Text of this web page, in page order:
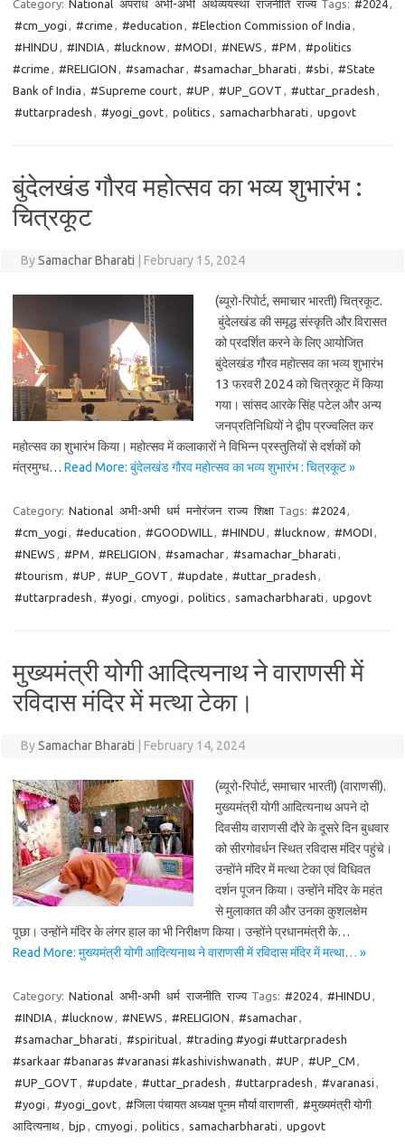
Category: National अपराध अभी-अभी अर्थव्ययस्था राजनीति राज्य Tags: #2024,
#cm_yogi , #crime , #education , #Election Commission of India ,
#HINDU , #INDIA , #lucknow, #MODI , #NEWS , #PM , #politics
#crime , #RELIGION , #samachar, #samachar_bharati , #sbi , #State
Bank of India , #Supreme court, #UP , #UP_GOVT , #uttar_pradesh ,
#uttarpradesh , #yogi_govt, politics , samacharbharati , upgovt
बुंदेलखंड गौरव महोत्सव का भव्य शुभारंभ :
चित्रकूट
BySamachar Bharati February 15, 2024
(ब्यूरो-रिपोर्ट, समाचार भारती) चित्रकूट.
बुंदेलखंड की समृद्ध संस्कृति और विरासत
को प्रदर्शित करने के लिए आयोजित
बुंदेलखंड गौरव महोत्सव का भव्य शुभारंभ
13 फरवरी 2024 को चित्रकूट में किया
गया। सांसद आरके सिंह पटेल और अन्य
जनप्रतिनिधियों ने द्वीप प्रज्वलित कर
महोत्सव का शुभारंभ किया। महोत्सव में कलाकारों ने विभिन्न प्रस्तुतियों से दर्शकों को
मंत्रमुग्ध… Read More: बुंदेलखंड गौरव महोत्सव का भव्य शुभारंभ : चित्रकूट »
Category: National अभी-अभी धर्म मनोरंजन राज्य शिक्षा Tags: #2024,
#cm_yogi , #education , #GOODWILL , #HINDU , #lucknow, #MODI ,
#NEWS , #PM , #RELIGION , #samachar, #samachar_bharati ,
#tourism , #UP , #UP_GOVT , #update , #uttar_pradesh ,
#uttarpradesh , #yogi , cmyogi , politics , samacharbharati , upgovt
मुख्यमंत्री योगी आदित्यनाथ ने वाराणसी में
रविदास मंदिर में मत्था टेका।
BySamachar Bharati February 14, 2024
(ब्यूरो-रिपोर्ट, समाचार भारती) (वाराणसी).
मुख्यमंत्री योगी आदित्यनाथ अपने दो
दिवसीय वाराणसी दौरे के दूसरे दिन बुधवार
को सीरगोवर्धन स्थित रविदास मंदिर पहुंचे।
उन्होंने मंदिर में मत्था टेका एवं विधिवत
दर्शन पूजन किया। उन्होंने मंदिर के महंत
से मुलाकात की और उनका कुशलक्षेम
पूछा। उन्होंने मंदिर के लंगर हाल का भी निरीक्षण किया। उन्होंने प्रधानमंत्री के…
Read More: मुख्यमंत्री योगी आदित्यनाथ ने वाराणसी में रविदास मंदिर में मत्था… »
Category: National अभी-अभी धर्म राजनीति राज्य Tags: #2024, #HINDU ,
#INDIA , #lucknow, #NEWS , #RELIGION , #samachar,
#samachar_bharati , #spiritual, #trading #yogi #uttarpradesh
#sarkaar #banaras #varanasi #kashivishwanath , #UP , #UP_CM ,
#UP_GOVT , #update , #uttar_pradesh , #uttarpradesh , #varanasi ,
#yogi , #yogi_govt, #जिला पंचायत अध्यक्ष पूनम मौर्या वाराणसी, #मुख्यमंत्री योगी
आदित्यनाथ, bjp , cmyogi , politics , samacharbharati , upgovt